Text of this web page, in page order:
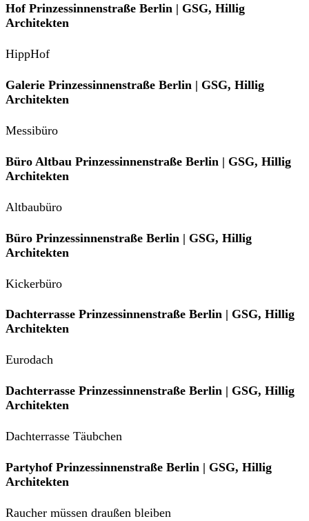
Hof Prinzessinnenstraße Berlin | GSG, Hillig
Architekten
HippHof
Galerie Prinzessinnenstraße Berlin | GSG, Hillig
Architekten
Messibüro
Büro Altbau Prinzessinnenstraße Berlin | GSG, Hillig
Architekten
Altbaubüro
Büro Prinzessinnenstraße Berlin | GSG, Hillig
Architekten
Kickerbüro
Dachterrasse Prinzessinnenstraße Berlin | GSG, Hillig
Architekten
Eurodach
Dachterrasse Prinzessinnenstraße Berlin | GSG, Hillig
Architekten
Dachterrasse Täubchen
Partyhof Prinzessinnenstraße Berlin | GSG, Hillig
Architekten
Raucher müssen draußen bleiben